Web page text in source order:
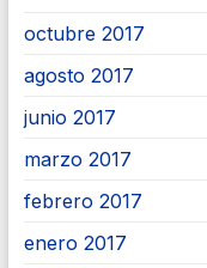
octubre 2017
agosto 2017
junio 2017
marzo 2017
febrero 2017
enero 2017